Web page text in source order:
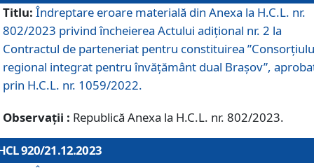
Titlu: Îndreptare eroare materială din Anexa la H.C.L. nr.
802/2023 privind încheierea Actului adițional nr. 2 la
Contractul de parteneriat pentru constituirea
regional integrat pentru învățământ dual Brașov”,
prin H.C.L. nr. 1059/2022.
Observații : Republică Anexa la H.C.L. nr. 802/2023.
920/21.12.2023